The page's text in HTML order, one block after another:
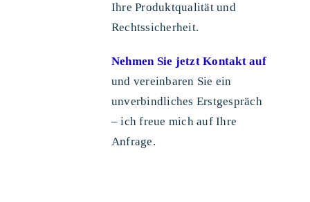
Ihre Produktqualität und
Rechtssicherheit.
Nehmen Sie jetzt Kontakt auf
und vereinbaren Sie ein
unverbindliches Erstgespräch
– ich freue mich auf Ihre
Anfrage.